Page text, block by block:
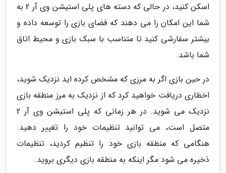
اسکن کنید، در حالی که دسته های پلی استیشن وی آر 2 به
شما این امکان را می دهند که فضای بازی را توسعه داده و
بیشتر سفارشی کنید تا متناسب با سبک بازی و محیط اتاق
شما باشد.
در حین بازی اگر به مرزی که مشخص کرده اید نزدیک شوید،
اخطاری دریافت خواهید کرد که از نزدیک به مرز منطقه بازی
نزدیک می شوید. در هر زمانی که پلی استیشن وی آر 2
متصل است، می توانید تنظیمات خود را تغییر دهید.
هنگامی که منطقه بازی خود را تنظیم کردید، تنظیمات
ذخیره می شود مگر اینکه به منطقه بازی دیگری بروید.